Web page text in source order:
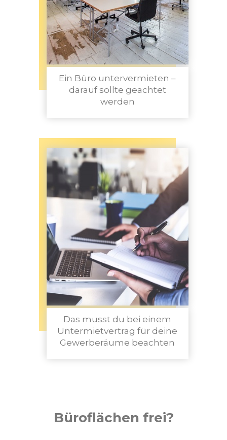
Ein Büro untervermieten –
darauf sollte geachtet
werden
Das musst du bei einem
Untermietvertrag für deine
Gewerberäume beachten
Büroflächen frei?